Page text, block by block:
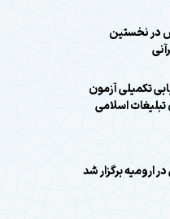
در نخستین
تکمیلی آزمون
اسلامی
ارومیه برگزار شد